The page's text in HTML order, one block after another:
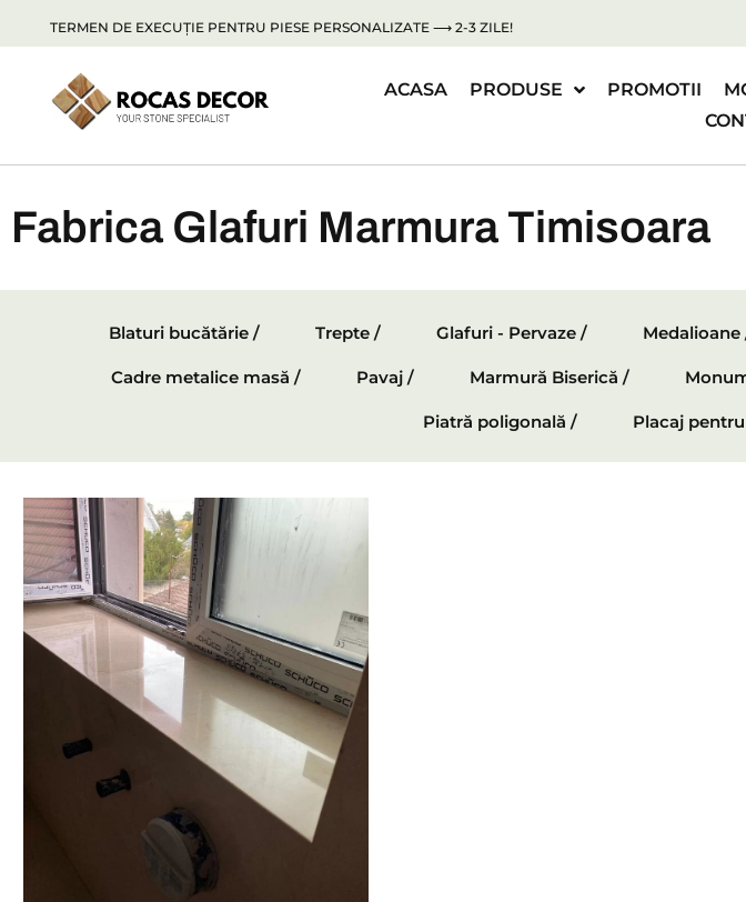
TERMEN DE EXECUȚIE PENTRU PIESE PERSONALIZATE ⟶ 2-3 ZILE!
ACASA PRODUSE PROMOTII
Fabrica Glafuri Marmura Timisoara
Blaturi bucătărie / Trepte / Glafuri - Pervaze / Medalioane
Cadre metalice masă / Pavaj / Marmură Biserică /
Piatră poligonală / Placaj